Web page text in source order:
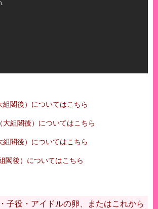
組閣後）についてはこちら
組閣後）についてはこちら
組閣後）についてはこちら
閣後）についてはこちら
子役・アイドルの卵、またはこれから